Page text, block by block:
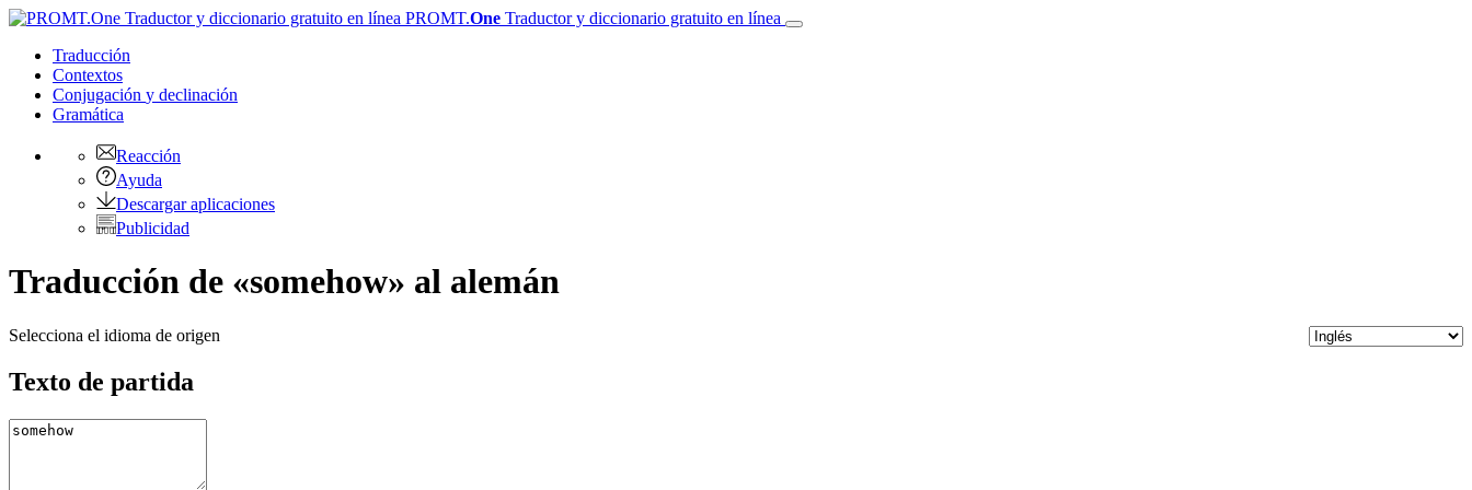
PROMT.One Traductor y diccionario gratuito en línea
Traducción
Contextos
Conjugación y declinación
Gramática
Reacción
Ayuda
Descargar aplicaciones
Publicidad
Traducción de «somehow» al alemán
Selecciona el idioma de origen
Texto de partida